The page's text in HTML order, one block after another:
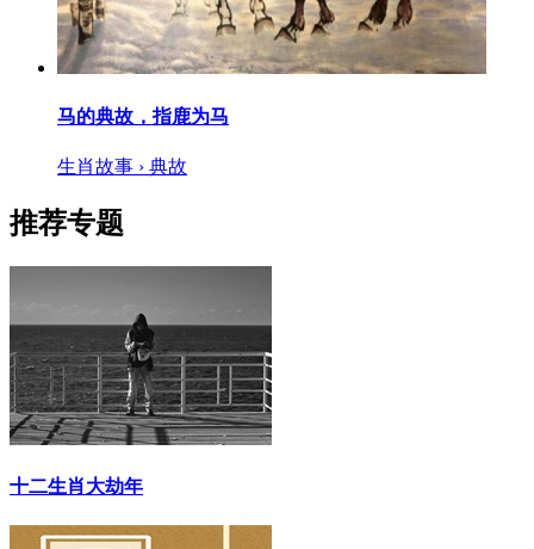
马的典故，指鹿为马
生肖故事 › 典故
推荐专题
十二生肖大劫年